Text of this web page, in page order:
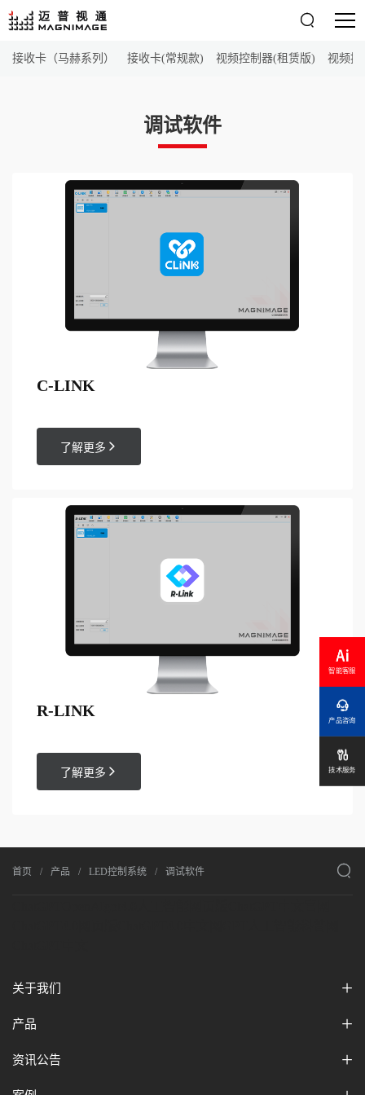

接收卡（马赫系列） 接收卡(常规款) 视频控制器(租赁版) 视频控
调试软件
C-LINK
了解更多 
R-LINK
了解更多 
首页 产品 LED控制系统 调试软件 
关于我们
产品
资讯公告
智能客服

产品咨询

技术服务